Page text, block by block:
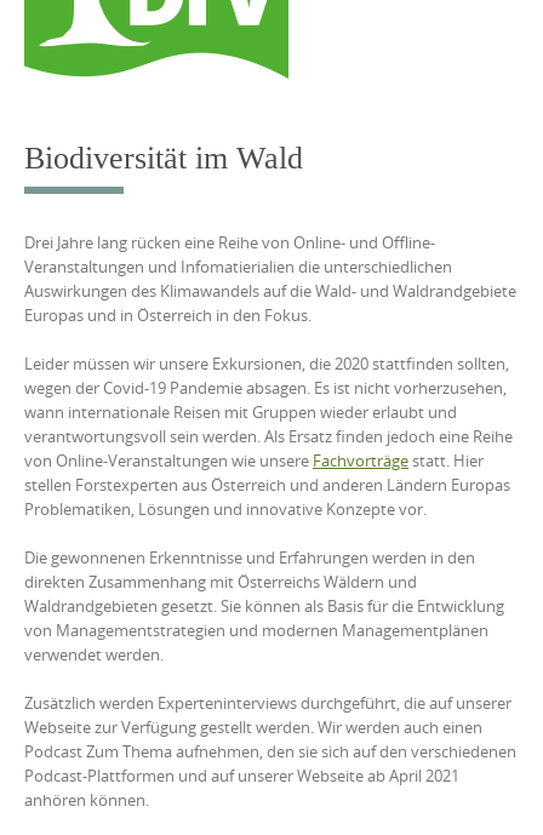
Biodiversität im Wald
Drei Jahre lang rücken eine Reihe von Online- und Offline-
Veranstaltungen und Infomatierialien die unterschiedlichen
Auswirkungen des Klimawandels auf die Wald- und Waldrandgebiete
Europas und in Österreich in den Fokus.
Leider müssen wir unsere Exkursionen, die 2020 stattfinden sollten,
wegen der Covid-19 Pandemie absagen. Es ist nicht vorherzusehen,
wann internationale Reisen mit Gruppen wieder erlaubt und
verantwortungsvoll sein werden. Als Ersatz finden jedoch eine Reihe
von Online-Veranstaltungen wie unsere Fachvorträgestatt. Hier
stellen Forstexperten aus Österreich und anderen Ländern Europas
Problematiken, Lösungen und innovative Konzepte vor.
Die gewonnenen Erkenntnisse und Erfahrungen werden in den
direkten Zusammenhang mit Österreichs Wäldern und
Waldrandgebieten gesetzt. Sie können als Basis für die Entwicklung
von Managementstrategien und modernen Managementplänen
verwendet werden.
Zusätzlich werden Experteninterviews durchgeführt, die auf unserer
Webseite zur Verfügung gestellt werden. Wir werden auch einen
Podcast Zum Thema aufnehmen, den sie sich auf den verschiedenen
Podcast-Plattformen und auf unserer Webseite ab April 2021
anhören können.